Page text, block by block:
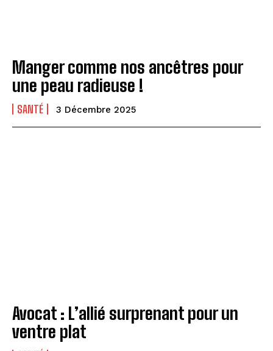
Manger comme nos ancêtres pour
une peau radieuse !
SANTÉ 3 Décembre 2025
Avocat : L’allié surprenant pour un
ventre plat